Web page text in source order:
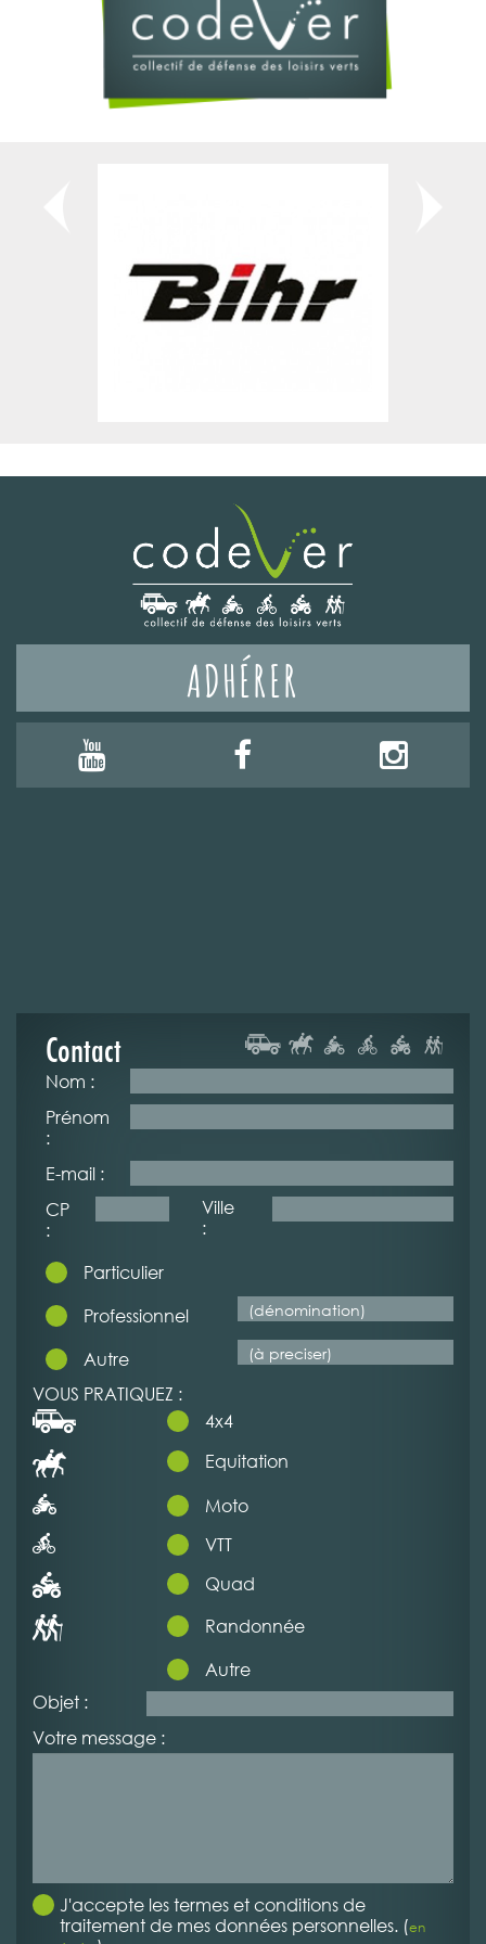
ADHÉRER
Contact
Nom :
Prénom
:
E-mail :
CP
:
Ville
:
Particulier
Professionnel
Autre
VOUS PRATIQUEZ :
4x4
Equitation
Moto
VTT
Quad
Randonnée
Autre
Objet :
Votre message :
J'accepte les termes et conditions de
traitement de mes données personnelles. (en